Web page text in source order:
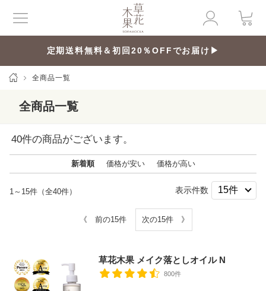
定期送料無料＆初回20％OFFでお届け▶
全商品一覧
全商品一覧
40件の商品がございます。
新着順 価格が安い 価格が高い
1～15件（全40件） 表示件数
《 前の15件 次の15件 》
草花木果 メイク落としオイル N
800件